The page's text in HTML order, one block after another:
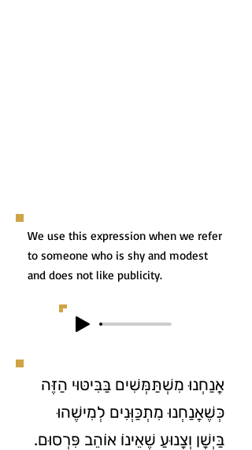
We use this expression when we refer
to someone who is shy and modest
and does not like publicity.
אֲנַחְנוּ מִשְׁתַּמְּשִׁים בַּבִּיטּוּי הַזֶּה
כְּשֶׁאֲנַחְנוּ מִתְכַּוְּנִים לְמִישֶׁהוּ
בַּיְשָׁן וְצָנוּעַ שֶׁאֵינוֹ אוֹהֵב פִּרְסוּם.